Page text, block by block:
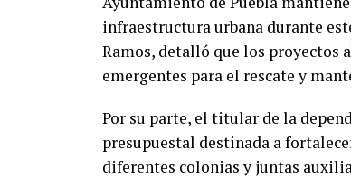
infraestructura urbana durante
Ramos, detalló que los proyectos
emergentes para el rescate y
Por su parte, el titular de la
presupuestal destinada a
diferentes colonias y juntas